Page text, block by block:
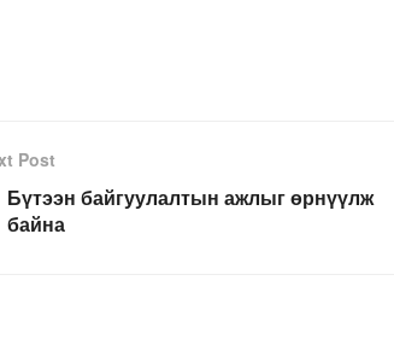
Post
Бүтээн байгуулалтын ажлыг өрнүүлж
байна